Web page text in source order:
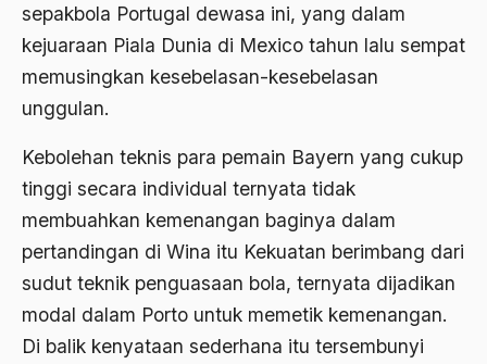
sepakbola Portugal dewasa ini, yang dalam
kejuaraan Piala Dunia di Mexico tahun lalu sempat
memusingkan kesebelasan-kesebelasan
unggulan.
Kebolehan teknis para pemain Bayern yang cukup
tinggi secara individual ternyata tidak
membuahkan kemenangan baginya dalam
pertandingan di Wina itu Kekuatan berimbang dari
sudut teknik penguasaan bola, ternyata dijadikan
modal dalam Porto untuk memetik kemenangan.
Di balik kenyataan sederhana itu tersembunyi
1995
1994
1991
1990
1989
1988
1987
Ad-daulah
Adaptif Islam
adat
Adat dan Syari'at
Adat Ngada
Adat Siri
Adi Sasono